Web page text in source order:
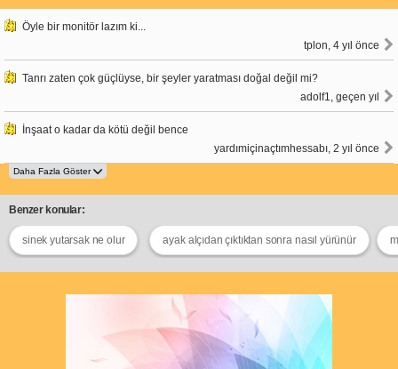
Öyle bir monitör lazım ki...
tplon, 4 yıl önce
Tanrı zaten çok güçlüyse, bir şeyler yaratması doğal değil mi?
adolf1, geçen yıl
İnşaat o kadar da kötü değil bence
yardımiçinaçtımhessabı, 2 yıl önce
Benzer konular:
sinek yutarsak ne olur ayak alçıdan çıktıktan sonra nasıl yürünür